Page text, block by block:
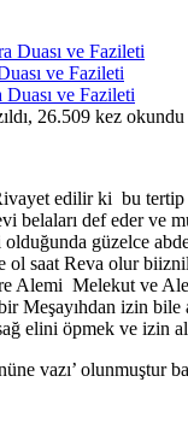
Duası ve Fazileti
ve Fazileti
ve Fazileti
26.509 kez okundu
edilir ki bu tertip
belaları def eder ve
güzelce
ol saat Reva olur
Alemi Melekut ve
Meşayıhdan izin
elini öpmek ve izin
vazı’ olunmuştur